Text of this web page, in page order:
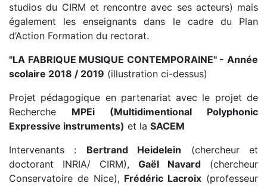
studios du CIRM et rencontre avec ses acteurs) mais
également les enseignants dans le cadre du Plan
d’Action Formation du rectorat.
"LA FABRIQUE MUSIQUE CONTEMPORAINE" - Année
scolaire 2018 / 2019 (illustration ci-dessus)
Projet pédagogique en partenariat avec le projet de
Recherche MPEi (Multidimentional Polyphonic
Expressive instruments) et la SACEM
Intervenants : Bertrand Heidelein (chercheur et
doctorant INRIA/ CIRM), Gaël Navard (chercheur
Conservatoire de Nice), Frédéric Lacroix (professeur